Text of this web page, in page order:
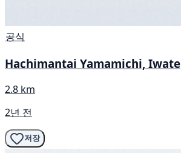
공식
Hachimantai Yamamichi, Iwate
2.8 km
2년 전
저장